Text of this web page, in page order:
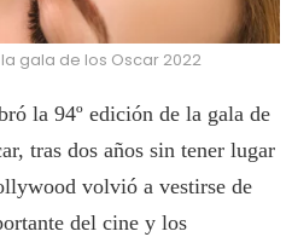
gala de los Oscar 2022
la 94º edición de la gala de
tras dos años sin tener lugar
volvió a vestirse de
del cine y los